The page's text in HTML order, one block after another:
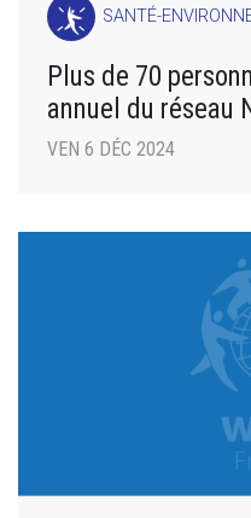
SANTÉ-
Plus de 70
annuel du réseau
VEN 6 DÉC 2024